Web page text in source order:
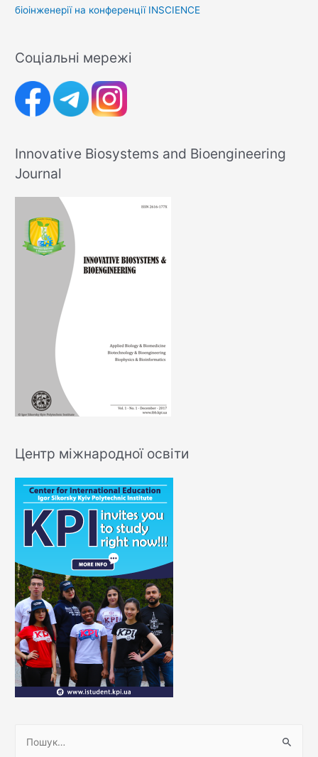
біоінженерії на конференції INSCIENCE
Соціальні мережі
Innovative Biosystems and Bioengineering
Journal
Центр міжнародної освіти